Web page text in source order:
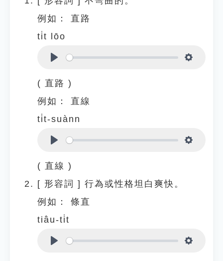
例如：
直路
ti̍t lōo
( 直路 )
例如：
直線
ti̍t-suànn
( 直線 )
[ 形容詞 ] 行為或性格坦白爽快。
例如：
條直
tiâu-ti̍t